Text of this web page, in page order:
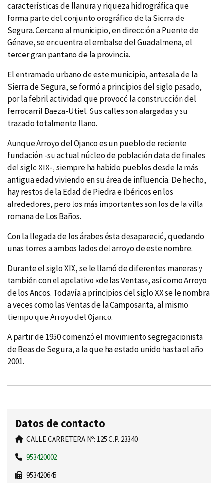
características de llanura y riqueza hidrográfica que
forma parte del conjunto orográfico de la Sierra de
Segura. Cercano al municipio, en dirección a Puente de
Génave, se encuentra el embalse del Guadalmena, el
tercer gran pantano de la provincia.
El entramado urbano de este municipio, antesala de la
Sierra de Segura, se formó a principios del siglo pasado,
por la febril actividad que provocó la construcción del
ferrocarril Baeza-Utiel. Sus calles son alargadas y su
trazado totalmente llano.
Aunque Arroyo del Ojanco es un pueblo de reciente
fundación -su actual núcleo de población data de finales
del siglo XIX-, siempre ha habido pueblos desde la más
antigua edad viviendo en su área de influencia. De hecho,
hay restos de la Edad de Piedra e Ibéricos en los
alrededores, pero los más importantes son los de la villa
romana de Los Baños.
Con la llegada de los árabes ésta desapareció, quedando
unas torres a ambos lados del arroyo de este nombre.
Durante el siglo XIX, se le llamó de diferentes maneras y
también con el apelativo «de las Ventas», así como Arroyo
de los Ancos. Todavía a principios del siglo XX se le nombra
a veces como las Ventas de la Camposanta, al mismo
tiempo que Arroyo del Ojanco.
A partir de 1950 comenzó el movimiento segregacionista
de Beas de Segura, a la que ha estado unido hasta el año
2001.
Datos de contacto
CALLE CARRETERA Nº: 125 C.P. 23340
953420002
953420645